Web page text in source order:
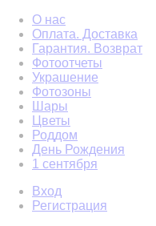
О нас
Оплата. Доставка
Гарантия. Возврат
Фотоотчеты
Украшение
Фотозоны
Шары
Цветы
Роддом
День Рождения
1 сентября
Вход
Регистрация